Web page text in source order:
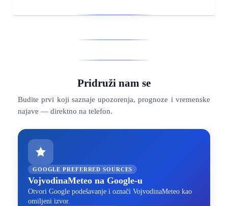
Pridruži nam se
Budite prvi koji saznaje upozorenja, prognoze i vremenske
najave — direktno na telefon.
GOOGLE PREFERRED SOURCES
VojvodinaMeteo na Google-u
Otvori Google podešavanje i označi VojvodinaMeteo kao
omiljeni izvor.